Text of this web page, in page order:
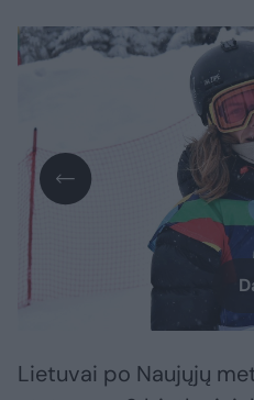
Lietuvai po Naujųjų